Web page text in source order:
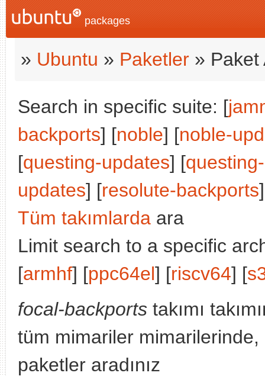
packages
» Ubuntu » Paketler » Paket
Search in specific suite: [
backports] [noble] [noble-
[questing-updates] [
updates] [resolute-backports
Tüm takımlarda ara
Limit search to a specific
[armhf] [ppc64el] [riscv64] [
focal-backports takımı
tüm mimariler mimarilerinde,
paketler aradınız